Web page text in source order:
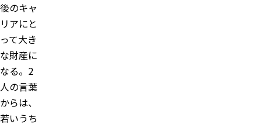
後のキャ
リアにと
って大き
な財産に
なる。2
人の言葉
からは、
若いうち